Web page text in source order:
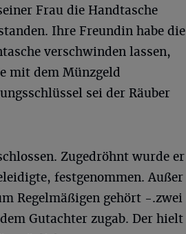
Frau die Handtasche
Ihre Freundin habe die
verschwinden lassen,
mit dem Münzgeld
sei der Räuber
Zugedröhnt wurde er
festgenommen. Außer
Regelmäßigen gehört -.zwei
Gutachter zugab. Der hielt